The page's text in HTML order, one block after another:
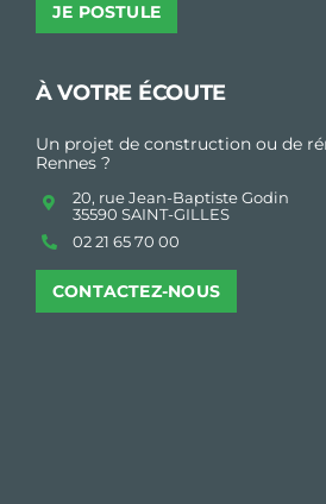
JE POSTULE
À VOTRE ÉCOUTE
Un projet de construction ou de
Rennes ?
20, rue Jean-Baptiste Godin
35590 SAINT-GILLES
02 21 65 70 00
CONTACTEZ-NOUS